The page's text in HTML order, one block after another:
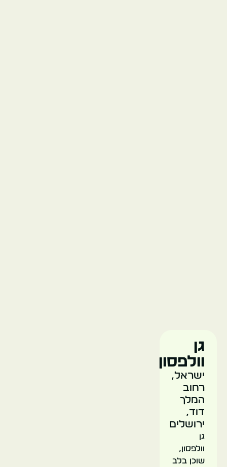
גן
וולפסון
ישראל,
רחוב
המלך
דוד,
ירושלים
גן
וולפסון,
שוכן בלב